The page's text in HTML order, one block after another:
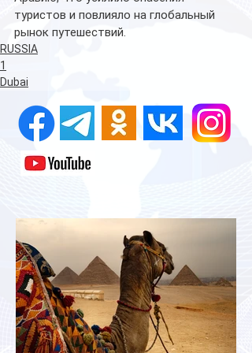
туристов и повлияло на глобальный
рынок путешествий.
RUSSIA
1
Dubai